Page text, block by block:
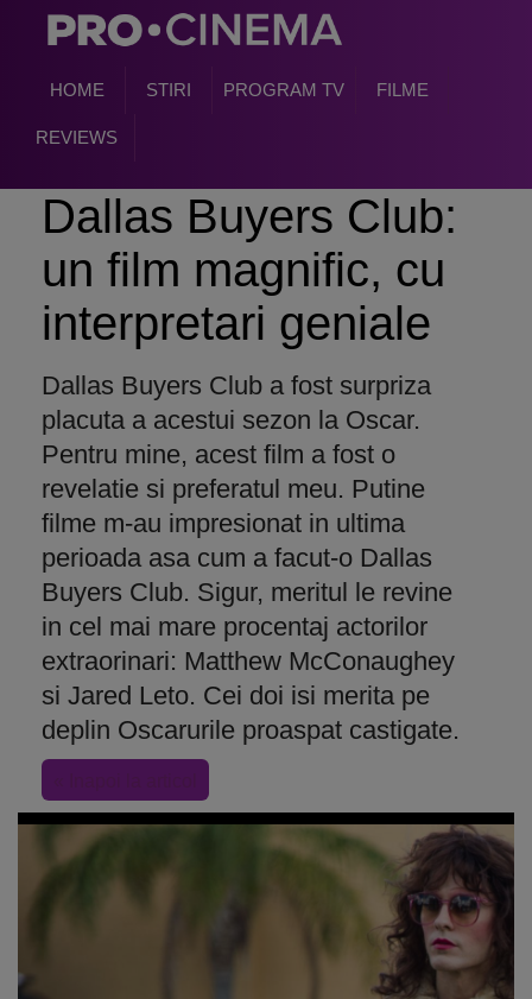
HOME STIRI PROGRAM TV FILME
REVIEWS
Dallas Buyers Club:
un film magnific, cu
interpretari geniale
Dallas Buyers Club a fost surpriza
placuta a acestui sezon la Oscar.
Pentru mine, acest film a fost o
revelatie si preferatul meu. Putine
filme m-au impresionat in ultima
perioada asa cum a facut-o Dallas
Buyers Club. Sigur, meritul le revine
in cel mai mare procentaj actorilor
extraorinari: Matthew McConaughey
si Jared Leto. Cei doi isi merita pe
deplin Oscarurile proaspat castigate.